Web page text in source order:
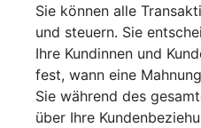
Sie können alle
und steuern. Sie
Ihre Kundinnen und
fest, wann eine
Sie während des
über Ihre